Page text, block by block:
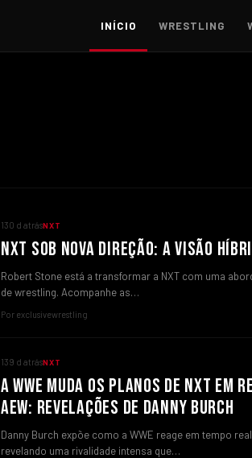
INÍCIO WRESTLING
130 d atrásNXT
NXT SOB NOVA DIREÇÃO: A VISÃO
Robert Stone está a transformar a NXT com uma
de wrestling. Acompanhe as…
Por exclusivewrestling
139 d atrásNXT
A WWE MUDA OS PLANOS DE NXT EM
AEW: REVELAÇÕES DE DANNY BURCH
Danny Burch expõe como a WWE reage em tempo
revelando uma rivalidade intensa que…